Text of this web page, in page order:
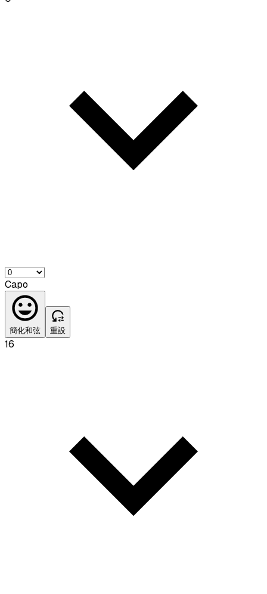
Capo
簡化和弦 重設
16